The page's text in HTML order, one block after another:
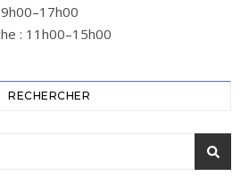
: 11h00–15h00
RECHERCHER